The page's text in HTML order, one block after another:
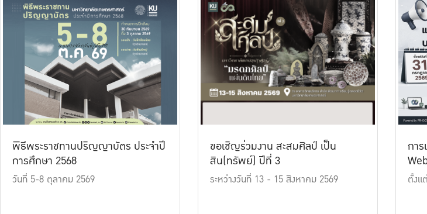
พิธีพระราชทานปริญญาบัตร ประจำปี
การศึกษา 2568
วันที่ 5-8 ตุลาคม 2569
ขอเชิญร่วมงาน สะสมศิลป์ เป็น
สิน(ทรัพย์) ปีที่ 3
ระหว่างวันที่ 13 - 15 สิงหาคม 2569
กา
ตั้งแ